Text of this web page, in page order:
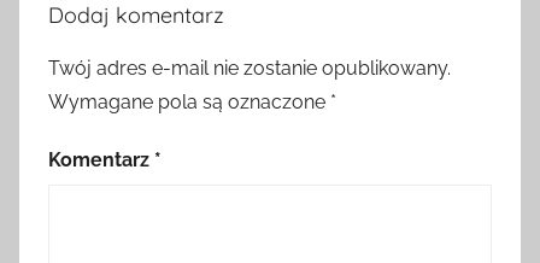
Dodaj komentarz
Twój adres e-mail nie zostanie opublikowany.
Wymagane pola są oznaczone *
Komentarz *